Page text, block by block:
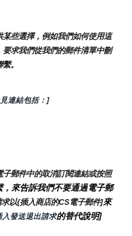
些選擇，例如我們如何使用這
求我們從我們的郵件清單中刪
。
連結包括：]
郵件中的取消訂閱連結或按照
來告訴我們不要通過電子郵
以{插入商店的CS電子郵件]來
發送退出請求的替代說明]